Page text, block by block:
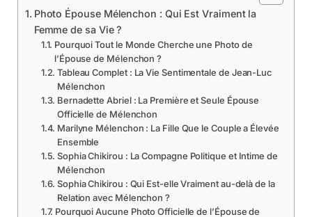
Photo Épouse Mélenchon : Qui Est Vraiment la
Femme de sa Vie ?
Pourquoi Tout le Monde Cherche une Photo de
l’Épouse de Mélenchon ?
Tableau Complet : La Vie Sentimentale de Jean-Luc
Mélenchon
Bernadette Abriel : La Première et Seule Épouse
Officielle de Mélenchon
Marilyne Mélenchon : La Fille Que le Couple a Élevée
Ensemble
Sophia Chikirou : La Compagne Politique et Intime de
Mélenchon
Sophia Chikirou : Qui Est-elle Vraiment au-delà de la
Relation avec Mélenchon ?
Pourquoi Aucune Photo Officielle de l’Épouse de